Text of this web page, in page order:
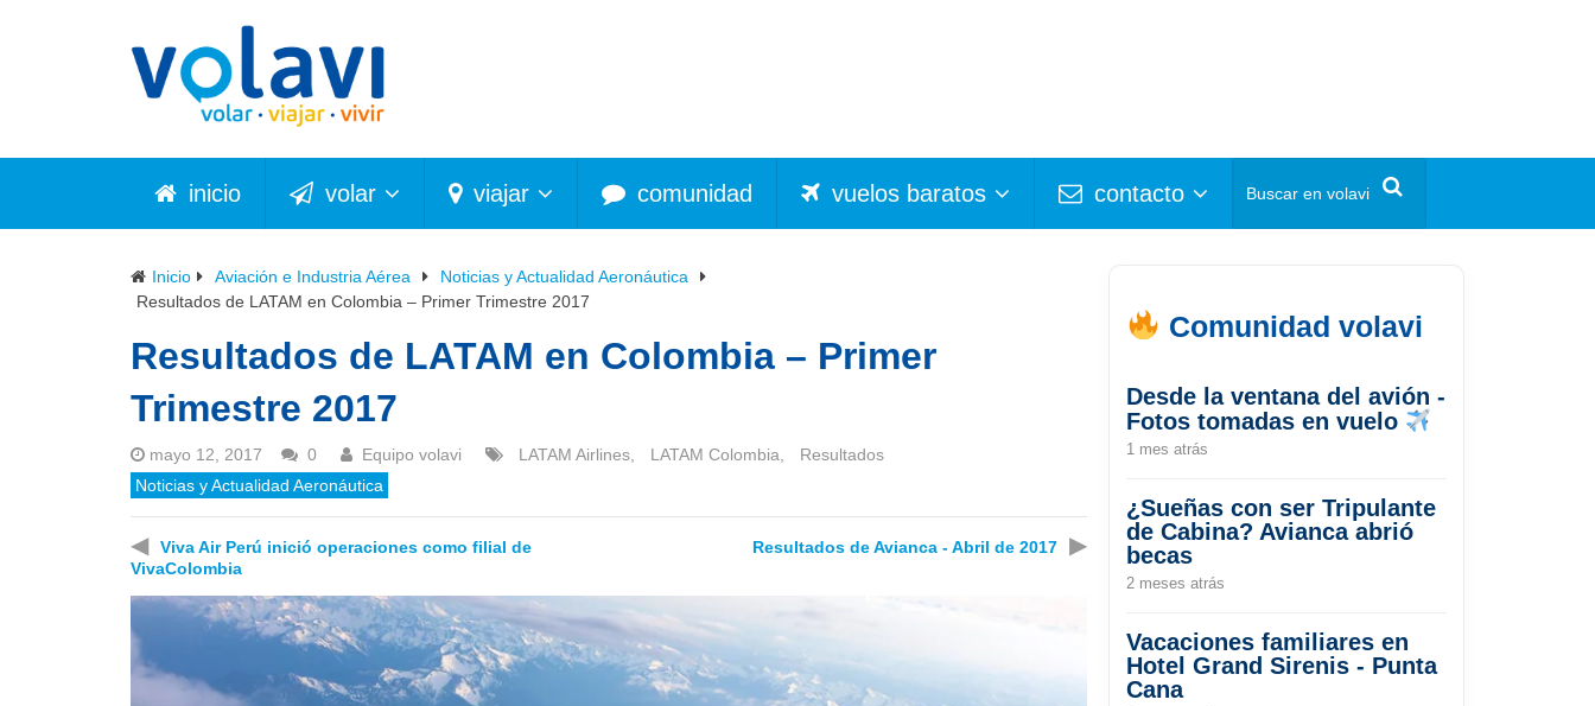
inicio volar viajar comunidad vuelos baratos contacto
Inicio Aviación e Industria Aérea
Noticias y Actualidad Aeronáutica
Resultados de LATAM en Colombia – Primer Trimestre 2017
Resultados de LATAM en Colombia – Primer
Trimestre 2017
mayo 12, 2017 0 Equipo volavi LATAM Airlines LATAM Colombia
Resultados
Noticias y Actualidad Aeronáutica
◀
Viva Air Perú inició operaciones como filial de
VivaColombia
Resultados de Avianca - Abril de 2017 ▶
Comunidad volavi
Desde la ventana del avión -
Fotos tomadas en vuelo
1 mes atrás
¿Sueñas con ser Tripulante
de Cabina? Avianca abrió
becas
2 meses atrás
Vacaciones familiares en
Hotel Grand Sirenis - Punta
Cana